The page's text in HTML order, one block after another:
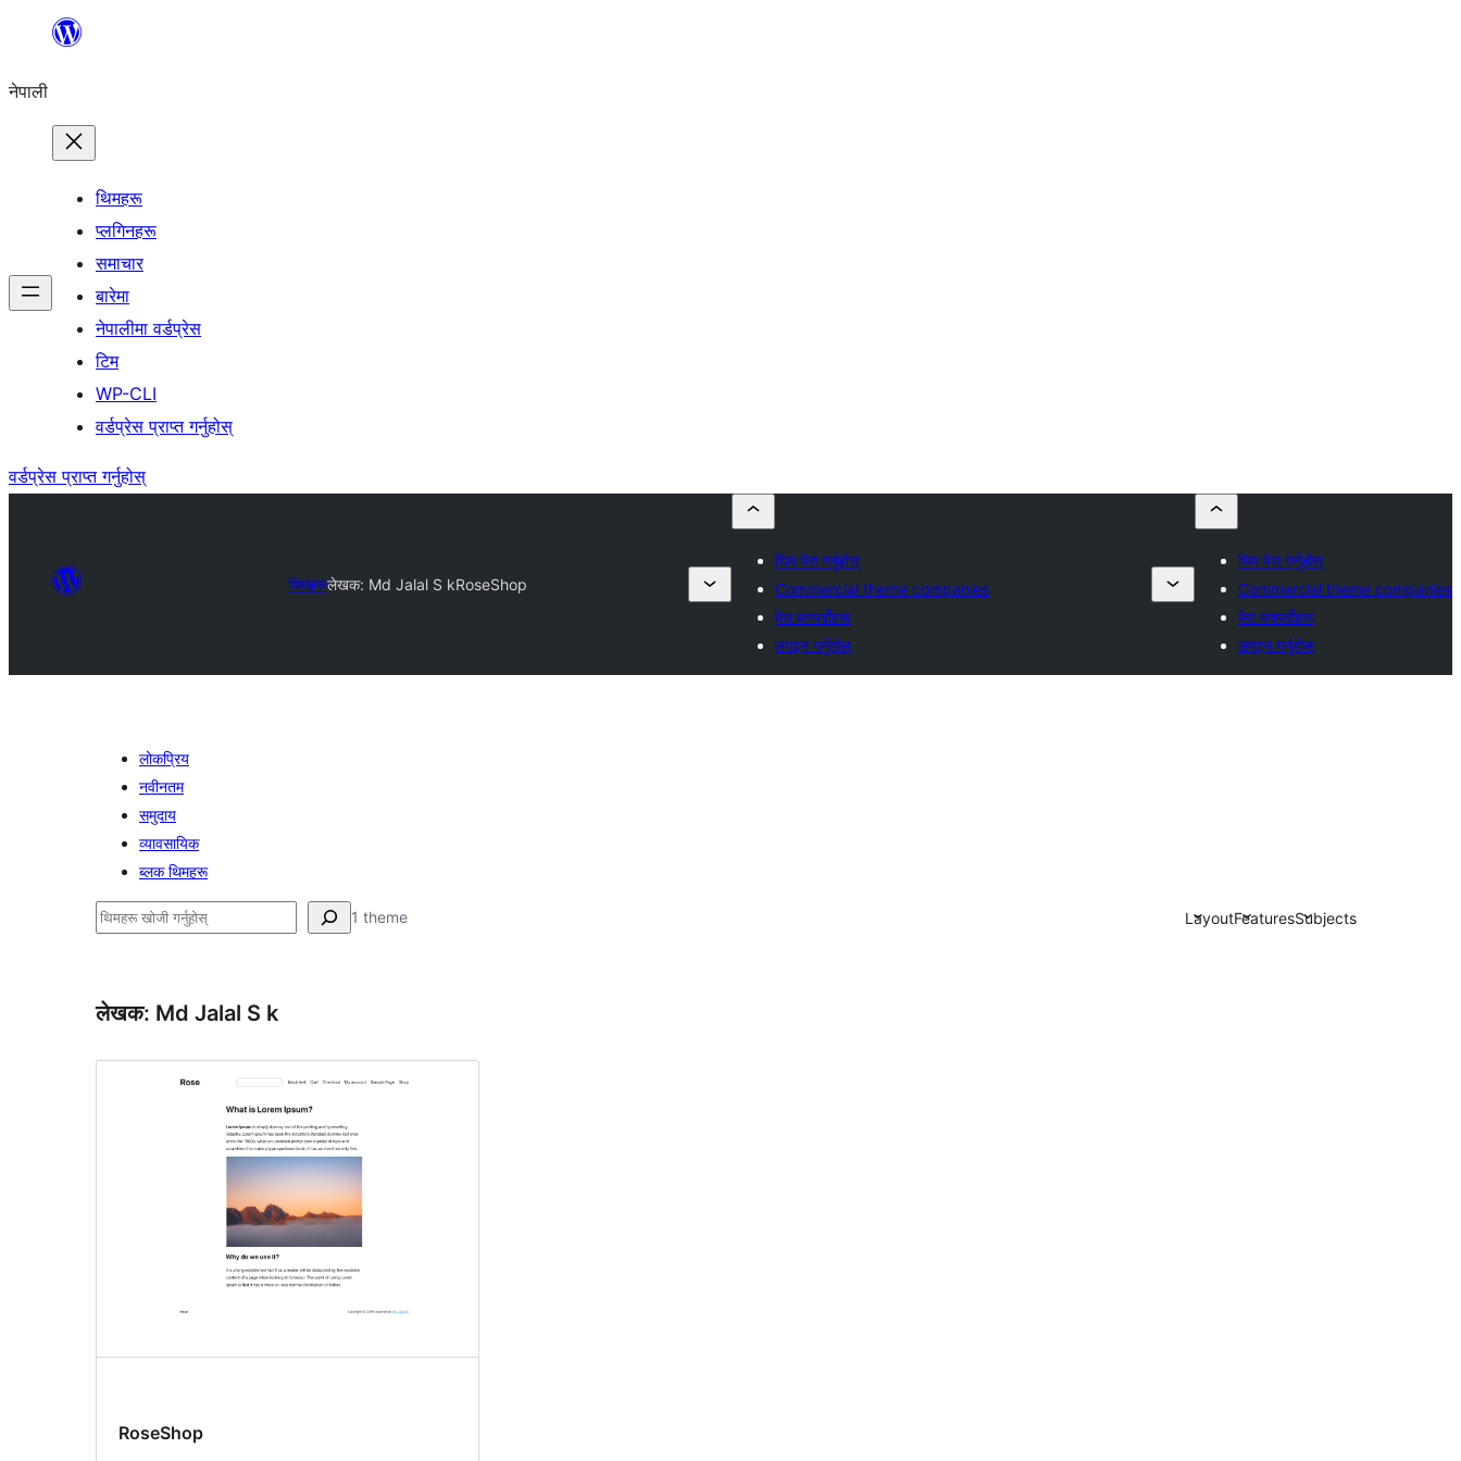
सामग्रीमा
नेपाली
थिमहरू
प्लगिनहरू
समाचार
बारेमा
नेपालीमा वर्डप्रेस
टिम
WP-CLI
वर्डप्रेस प्राप्त गर्नुहोस्
वर्डप्रेस प्राप्त गर्नुहोस्
थिमहरूलेखक: Md Jalal S kRoseShop
थिम पेस गर्नुहोस्
Commercial theme companies
मेरा मनपर्दोहरू
लगइन गर्नुहोस्
थिम पेस गर्नुहोस्
Commercial theme companies
मेरा मनपर्दोहरू
लगइन गर्नुहोस्
लोकप्रिय
नवीनतम
समुदाय
व्यावसायिक
ब्लक थिमहरू
खोज्नुहोस् 1 theme LayoutFeaturesSubjects
लेखक: Md Jalal S k
RoseShop